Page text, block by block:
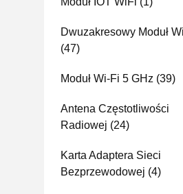
Dwuzakresowy Moduł
(47)
Moduł Wi-Fi 5 GHz (39)
Antena Częstotliwości
Radiowej (24)
Karta Adaptera Sieci
Bezprzewodowej (4)